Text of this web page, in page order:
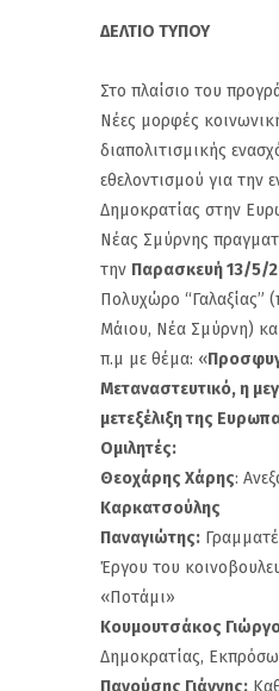
ΔΕΛΤΙΟ ΤΥΠΟΥ
Στο πλαίσιο του
Νέες μορφές
διαπολιτισμικής
εθελοντισμού για την
Δημοκρατίας στην
Νέας Σμύρνης
την Παρασκευή 13/5/
Πολυχώρο “Γαλαξίας”
Μάιου, Νέα Σμύρνη)
π.μ με θέμα: «
Μεταναστευτικό, η
μετεξέλιξη της
Ομιλητές:
Θεοχάρης Χάρης:
Καρκατσούλης
Παναγιώτης:
Έργου του
«Ποτάμι»
Κουμουτσάκος
Δημοκρατίας,
Πανούσης Γιάννης: